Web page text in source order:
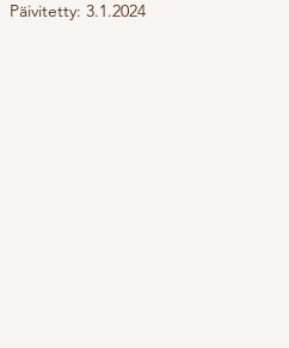
Päivitetty: 3.1.2024